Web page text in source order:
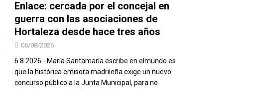
Enlace: cercada por el concejal en
guerra con las asociaciones de
Hortaleza desde hace tres años
06/08/2026
6.8.2026.- María Santamaría escribe en elmundo.es
que la histórica emisora madrileña exige un nuevo
concurso público a la Junta Municipal, para no